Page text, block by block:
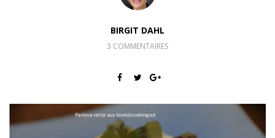
BIRGIT DAHL
3 COMMENTAIRES